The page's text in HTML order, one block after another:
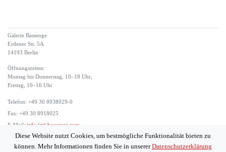
Galerie Bassenge
Erdener Str. 5A
14193 Berlin
Öffnungszeiten:
Montag bis Donnerstag, 10–18 Uhr,
Freitag, 10–16 Uhr
Telefon: +49 30 8938029-0
Fax: +49 30 8918025
E-Mail: info (at) bassenge.com
Diese Website nutzt Cookies, um bestmögliche Funktionalität bieten zu
können. Mehr Informationen finden Sie in unsererDatenschutzerklärung